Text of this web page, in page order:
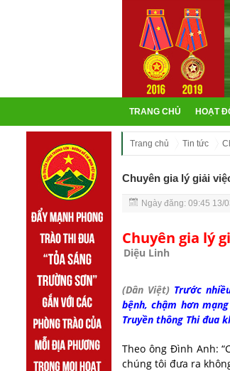
TRANG CHỦ HOẠT
Trang chủ Tin tức
Chuyên gia lý giải
Ngày đăng: 09:45 13/
Chuyên gia lý
Diệu Linh
(Dân Việt) Trước
bệnh, chậm hơn
Truyền thông Thi đua
Theo ông Đình Anh:
chúng tôi đưa ra